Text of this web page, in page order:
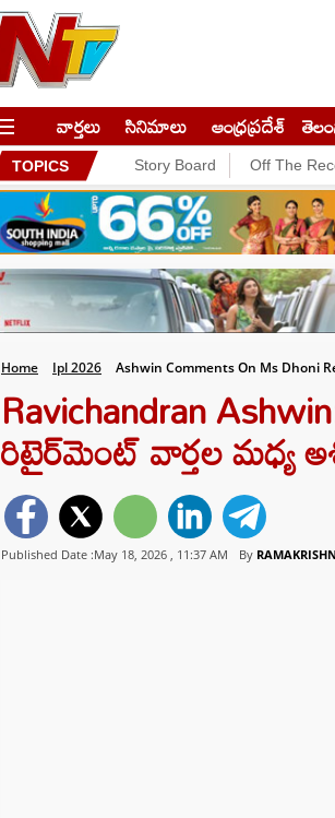
వార్తలు సినిమాలు ఆంధ్రప్రదేశ్
TOPICS Story Board Off The
Home Ipl 2026 Ashwin Comments On Ms Dhoni
Ravichandran
రిటైర్‌మెంట్‌ వార్తల మధ్య
Published Date :May 18, 2026 , 11:37 AM By